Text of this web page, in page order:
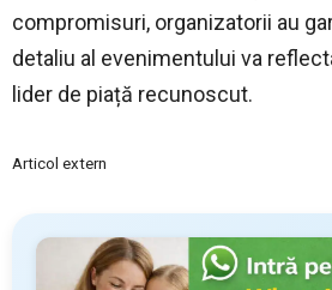
compromisuri, organizatorii au
detaliu al evenimentului va
lider de piață recunoscut.
Articol extern